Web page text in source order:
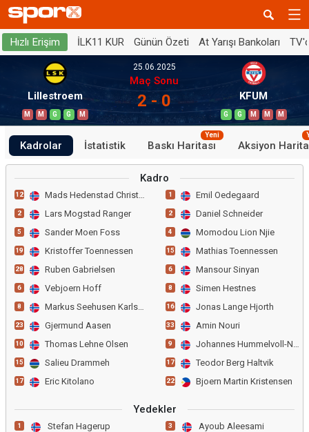
Hızlı Erişim İLK11 KUR Günün Özeti At Yarışı Bankoları
Lillestroem
M M G G M
25.06.2025
Maç Sonu
2 - 0 KFUM
G G M M M
Kadrolar İstatistik Baskı Haritası
Yeni
Aksiyon
Kadro
12 Mads Hedenstad Christians
2 Lars Mogstad Ranger
5 Sander Moen Foss
19 Kristoffer Toennessen
28 Ruben Gabrielsen
6 Vebjoern Hoff
8 Markus Seehusen Karlsbakk
23 Gjermund Aasen
10 Thomas Lehne Olsen
15 Salieu Drammeh
17 Eric Kitolano
1 Emil Oedegaard
2 Daniel Schneider
4 Momodou Lion Njie
15 Mathias Toennessen
6 Mansour Sinyan
8 Simen Hestnes
16 Jonas Lange Hjorth
33 Amin Nouri
9 Johannes Hummelvoll-Nunez
17 Teodor Berg Haltvik
22 Bjoern Martin Kristensen
Yedekler
1 Stefan Hagerup 3 Ayoub Aleesami